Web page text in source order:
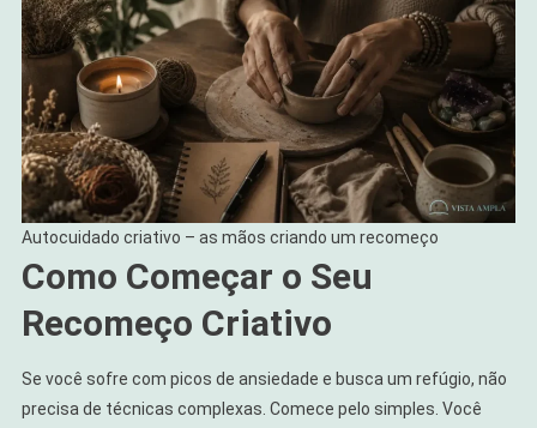
Autocuidado criativo – as mãos criando um recomeço
Como Começar o Seu
Recomeço Criativo
Se você sofre com picos de ansiedade e busca um refúgio, não
precisa de técnicas complexas. Comece pelo simples. Você